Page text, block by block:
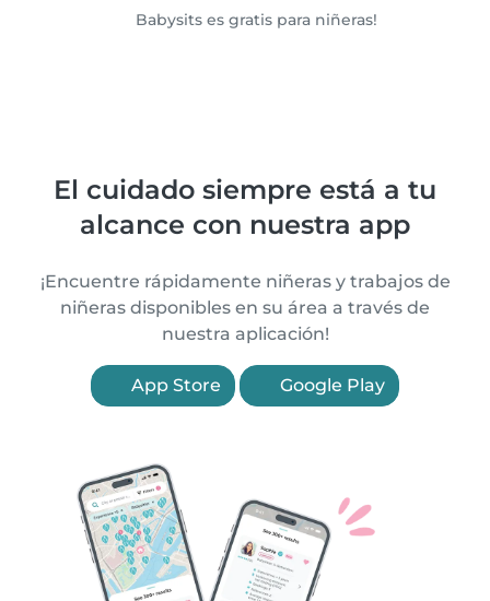
Babysits es gratis para niñeras!
El cuidado siempre está a tu
alcance con nuestra app
¡Encuentre rápidamente niñeras y trabajos de
niñeras disponibles en su área a través de
nuestra aplicación!
App Store Google Play